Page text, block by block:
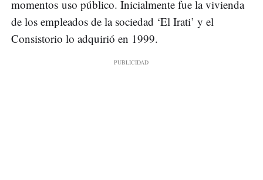
momentos uso público. Inicialmente fue la vivienda
de los empleados de la sociedad ‘El Irati’ y el
Consistorio lo adquirió en 1999.